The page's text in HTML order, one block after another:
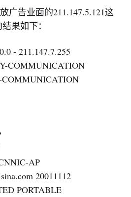
广告业面的211.147.5.121这
果如下：
- 211.147.7.255
COMMUNICATION
AP
20011112
PORTABLE